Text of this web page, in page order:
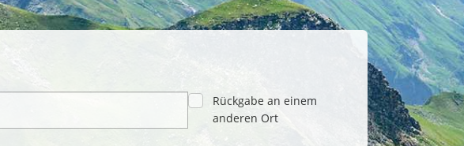
Rückgabe an einem
anderen Ort